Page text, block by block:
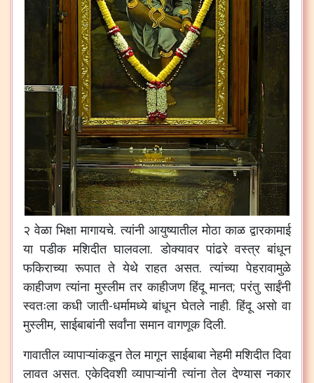
२ वेळा भिक्षा मागायचे. त्यांनी आयुष्यातील मोठा काळ द्वारकामाई
या पडीक मशिदीत घालवला. डोक्यावर पांढरे वस्त्र बांधून
फकिराच्या रूपात ते येथे राहत असत. त्यांच्या पेहरावामुळे
काहीजण त्यांना मुस्लीम तर काहीजण हिंदू मानत; परंतु साईंनी
स्वतःला कधी जाती-धर्मामध्ये बांधून घेतले नाही. हिंदू असो वा
मुस्लीम, साईबाबांनी सर्वांना समान वागणूक दिली.
गावातील व्यापाऱ्यांकडून तेल मागून साईबाबा नेहमी मशिदीत दिवा
लावत असत. एकेदिवशी व्यापाऱ्यांनी त्यांना तेल देण्यास नकार